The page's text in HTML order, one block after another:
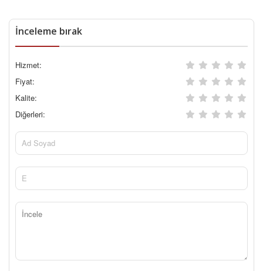
İnceleme bırak
Hizmet:
Fiyat:
Kalite:
Diğerleri: